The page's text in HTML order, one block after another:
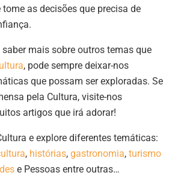
as decisões que precisa de
mais sobre outros temas que
, pode sempre deixar-nos
que possam ser exploradas. Se
pela Cultura, visite-nos
artigos que irá adorar!
e explore diferentes temáticas:
, histórias, gastronomia, turismo
e Pessoas entre outras…